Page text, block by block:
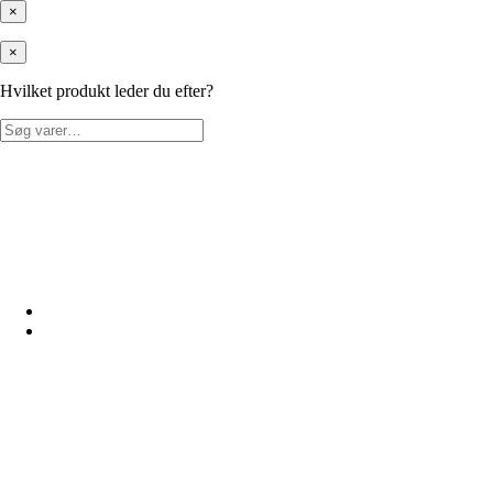
×
×
Hvilket produkt leder du efter?
Søg
efter: